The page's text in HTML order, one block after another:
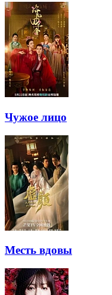
Чужое лицо
Месть вдовы